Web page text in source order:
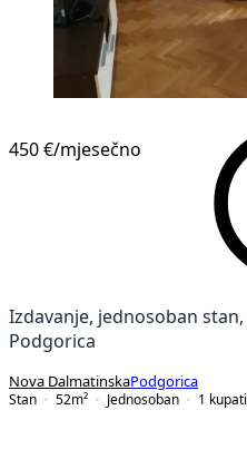
450 €/mjesečno
Izdavanje, jednosoban stan,
Podgorica
Nova DalmatinskaPodgorica
Stan
52m² Jednosoban 1